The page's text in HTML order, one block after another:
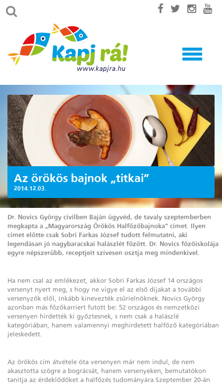
Toggle
Az örökös bajnok „titkai”
2014.12.03.
Dr. Novics György civilben Baján ügyvéd, de tavaly szeptemberben
megkapta a „Magyarország Örökös Halfőzőbajnoka” címet. Ilyen
címet előtte csak Sobri Farkas József tudott felmutatni, aki
legendásan jó nagybaracskai halászlét főzött. Dr. Novics főzőiskolája
egyre népszerűbb, receptjeit szívesen osztja meg mindenkivel.
Ha nem csal az emlékezet, akkor Sobri Farkas József 14 országos
versenyt nyert meg, s hogy ne vigye el az első díjakat a további
versenyzők elől, inkább kinevezték zsűrielnöknek. Novics György
azonban más főzőkarriert futott be: 52 országos és nemzetközi
versenyen hirdették ki győztesnek, s nem csak a halászlé
kategóriában, hanem valamennyi meghirdetett halfőző kategóriában
jeleskedett.
Az örökös cím átvétele óta versenyen már nem indul, de nem
akasztotta szögre a bográcsát, hanem versenyeken, bemutatókon
tanítja az érdeklődőket a halfőzés tudományára.Szeptember 20-án